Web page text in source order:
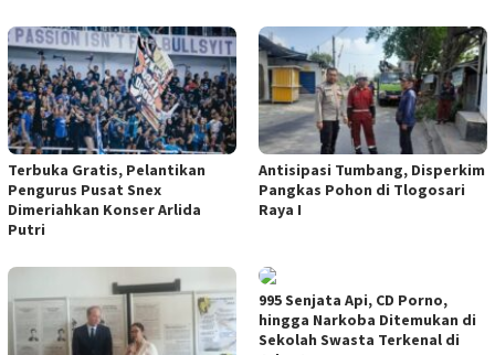
Terbuka Gratis, Pelantikan
Pengurus Pusat Snex
Dimeriahkan Konser Arlida
Putri
Antisipasi Tumbang, Disperkim
Pangkas Pohon di Tlogosari
Raya I
995 Senjata Api, CD Porno,
hingga Narkoba Ditemukan di
Sekolah Swasta Terkenal di